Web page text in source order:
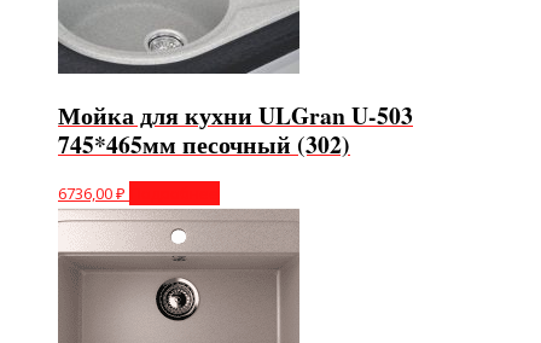
Мойка для кухни ULGran U-503
745*465мм песочный (302)
6736,00₽